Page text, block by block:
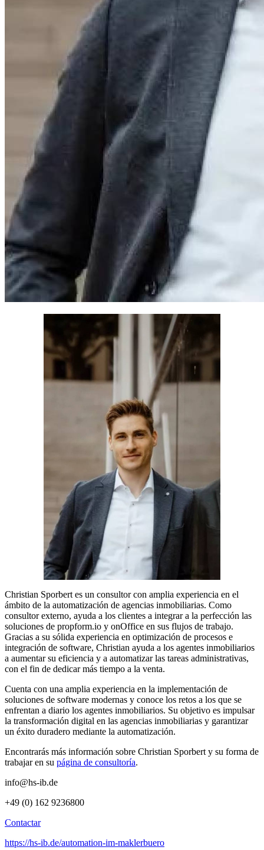
Christian Sporbert es un consultor con amplia experiencia en el
ámbito de la automatización de agencias inmobiliarias. Como
consultor externo, ayuda a los clientes a integrar a la perfección las
soluciones de propform.io y onOffice en sus flujos de trabajo.
Gracias a su sólida experiencia en optimización de procesos e
integración de software, Christian ayuda a los agentes inmobiliarios
a aumentar su eficiencia y a automatizar las tareas administrativas,
con el fin de dedicar más tiempo a la venta.
Cuenta con una amplia experiencia en la implementación de
soluciones de software modernas y conoce los retos a los que se
enfrentan a diario los agentes inmobiliarios. Su objetivo es impulsar
la transformación digital en las agencias inmobiliarias y garantizar
un éxito duradero mediante la automatización.
Encontrarás más información sobre Christian Sporbert y su forma de
trabajar en su página de consultoría.
info@hs-ib.de
+49 (0) 162 9236800
Contactar
https://hs-ib.de/automation-im-maklerbuero